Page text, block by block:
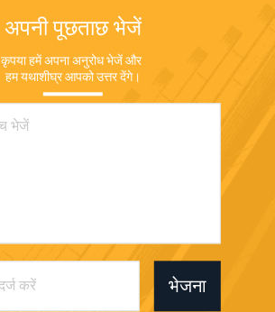
अपनी पूछताछ भेजें
कृपया हमें अपना अनुरोध भेजें और
हम यथाशीघ्र आपको उत्तर देंगे।
भेजना